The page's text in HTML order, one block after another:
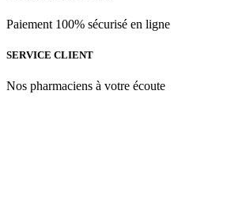
Paiement 100% sécurisé en ligne
SERVICE CLIENT
Nos pharmaciens à votre écoute